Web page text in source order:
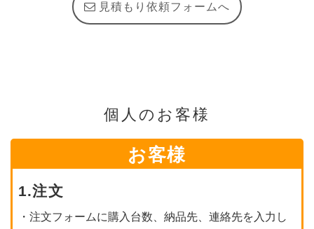
見積もり依頼フォームへ
個人のお客様
お客様
1.注文
・注文フォームに購入台数、納品先、連絡先を入力し